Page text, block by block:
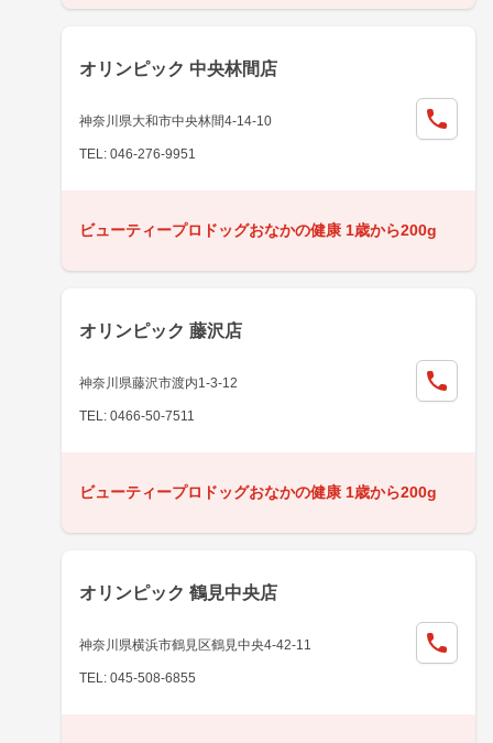
オリンピック 中央林間店
神奈川県大和市中央林間4-14-10
TEL: 046-276-9951
ビューティープロドッグおなかの健康 1歳から200g
オリンピック 藤沢店
神奈川県藤沢市渡内1-3-12
TEL: 0466-50-7511
ビューティープロドッグおなかの健康 1歳から200g
オリンピック 鶴見中央店
神奈川県横浜市鶴見区鶴見中央4-42-11
TEL: 045-508-6855